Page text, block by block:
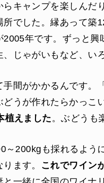
らキャンプを楽しんだ
所でした。縁あって築
年です。ずっと興
じゃがいもなど、い
間がかかるんです。
うが作れたらかっこ
植えました。ぶどうも
～200kgも採れるよう
ます。
これでワイン